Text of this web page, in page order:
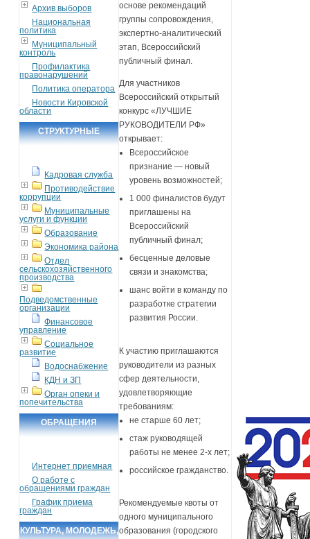
Архив выборов
Национальная
политика
Муниципальный
контроль
Профилактика
правонарушений
Политика оператора
Новости Кировской
области
СТРУКТУРНЫЕ
Кадровая служба
Противодействие
коррупции
Муниципальные
услуги и функции
Образование
Экономика района
Отдел
сельскохозяйственного
производства
Подведомственные
организации
Финансовое
управление
Социальное
развитие
Водоснабжение
КДН и ЗП
Орган опеки и
попечительства
ОБРАЩЕНИЯ
Интернет приемная
О работе с
обращениями граждан
График приема
граждан
КУЛЬТУРА, МОЛОДЕЖЬ,
основе рекомендаций
группы сопровождения,
экспертно-аналитический
этап, Всероссийский
публичный финал.
Для участников
Всероссийский открытый
конкурс «ЛУЧШИЕ
РУКОВОДИТЕЛИ РФ»
открывает:
Всероссийское
признание — новый
уровень возможностей;
1 000 финалистов будут
приглашены на
Всероссийский
публичный финал;
бесценные деловые
связи и знакомства;
шанс войти в команду по
разработке стратегии
развития России.
К участию приглашаются
руководители из разных
сфер деятельности,
удовлетворяющие
требованиям:
не старше 60 лет;
стаж руководящей
работы не менее 2-х лет;
российское гражданство.
Рекомендуемые квоты от
одного муниципального
образования (городского